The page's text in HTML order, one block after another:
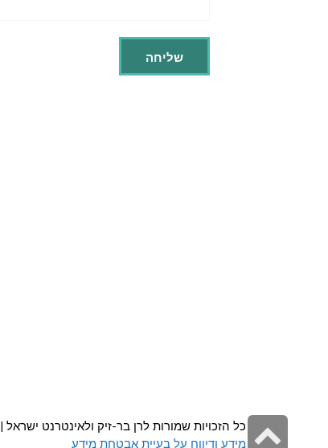
כל הזכויות שמורות לרן בר-זיק ולאינטרנט ישראל |
מידע ודיווח על בעיית אבטחת מידע
גלילה